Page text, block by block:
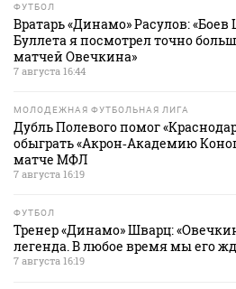
ФУТБОЛ
Вратарь «Динамо» Расулов:
Буллета я посмотрел точно
матчей Овечкина»
7 августа 16:44
МОЛОДЕЖНАЯ ФУТБОЛЬНАЯ ЛИГА
Дубль Полевого помог
обыграть «Акрон‑Академию
матче МФЛ
7 августа 16:19
ФУТБОЛ
Тренер «Динамо» Шварц:
легенда. В любое время мы его
7 августа 16:19